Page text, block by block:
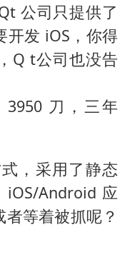
公司只提供了
开发 iOS，你得
Q t公司也没告
刀，三年
，采用了静态
Android 应
等着被抓呢？